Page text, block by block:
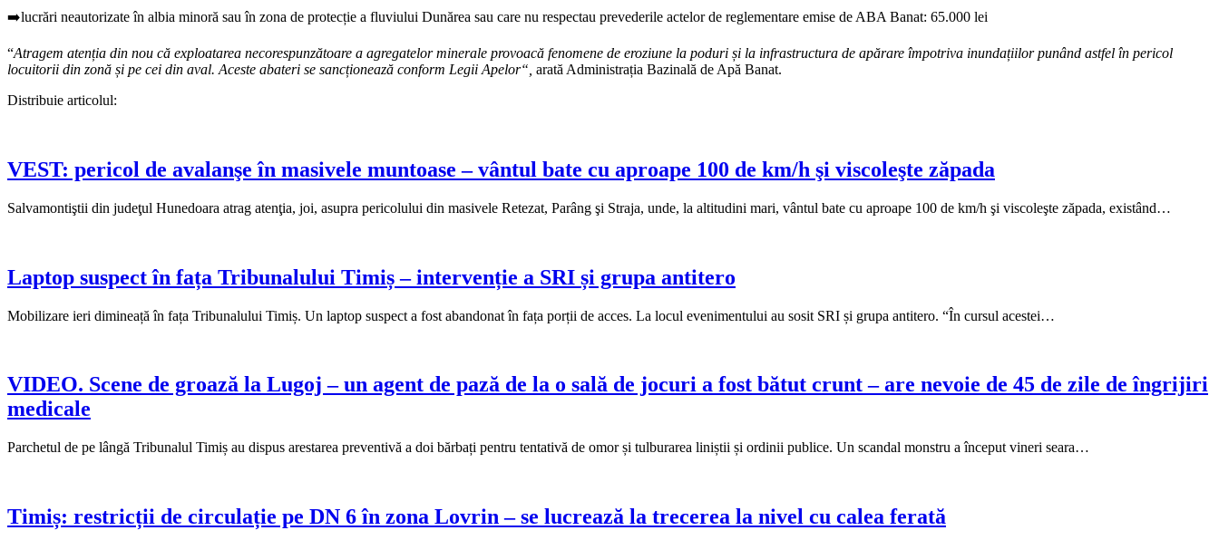
➡️lucrări neautorizate în albia minoră sau în zona de protecție a fluviului Dunărea sau care nu respectau prevederile actelor de reglementare emise de ABA Banat: 65.000 lei
“Atragem atenția din nou că exploatarea necorespunzătoare a agregatelor minerale provoacă fenomene de eroziune la poduri și la infrastructura de apărare împotriva inundațiilor punând astfel în pericol
locuitorii din zonă și pe cei din aval. Aceste abateri se sancționează conform Legii Apelor“, arată Administrația Bazinală de Apă Banat.
Distribuie articolul:
VEST: pericol de avalanşe în masivele muntoase – vântul bate cu aproape 100 de km/h şi viscoleşte zăpada
Salvamontiştii din judeţul Hunedoara atrag atenţia, joi, asupra pericolului din masivele Retezat, Parâng şi Straja, unde, la altitudini mari, vântul bate cu aproape 100 de km/h şi viscoleşte zăpada, existând…
Laptop suspect în fața Tribunalului Timiș – intervenție a SRI și grupa antitero
Mobilizare ieri dimineață în fața Tribunalului Timiș. Un laptop suspect a fost abandonat în fața porții de acces. La locul evenimentului au sosit SRI și grupa antitero. “În cursul acestei…
VIDEO. Scene de groază la Lugoj – un agent de pază de la o sală de jocuri a fost bătut crunt – are nevoie de 45 de zile de îngrijiri
medicale
Parchetul de pe lângă Tribunalul Timiș au dispus arestarea preventivă a doi bărbați pentru tentativă de omor și tulburarea liniștii și ordinii publice. Un scandal monstru a început vineri seara…
Timiș: restricții de circulație pe DN 6 în zona Lovrin – se lucrează la trecerea la nivel cu calea ferată